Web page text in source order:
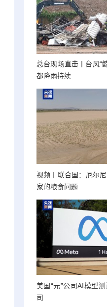
总台现场直击丨台风“
都降雨持续
视频丨联合国：厄尔
家的粮食问题
美国“元”公司AI模型
司